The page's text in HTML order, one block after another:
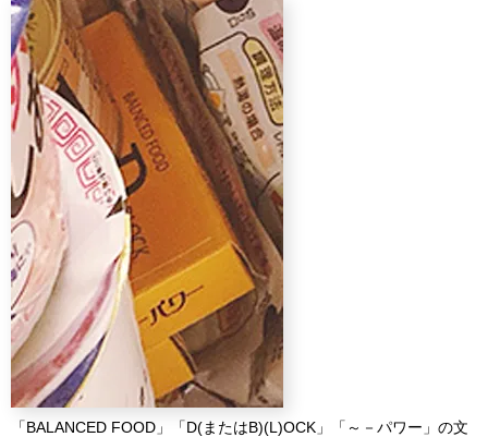
「BALANCED FOOD」「D(またはB)(L)OCK」「～－パワー」の文